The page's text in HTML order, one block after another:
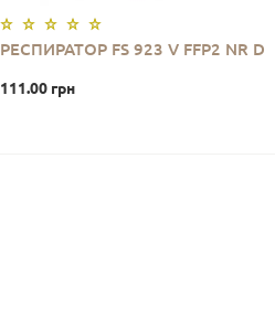
РЕСПИРАТОР FS 923 V FFP2 NR D
111.00 грн